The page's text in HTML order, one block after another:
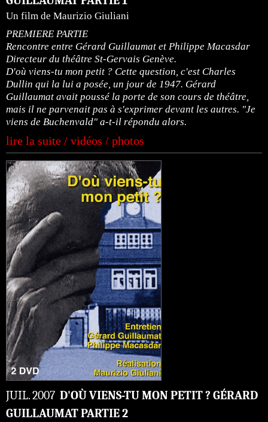
Un film de Maurizio Giuliani
PREMIERE PARTIE
Rencontre entre Gérard Guillaumat et Philippe Macasdar
Directeur du théâtre St-Gervais Genève.
D'où viens-tu mon petit ? Cette question, c'est Charles
Dullin qui la lui a posée, un jour de 1947. Gérard
Guillaumat avait poussé la porte de son cours de théâtre,
mais il ne parvenait pas à s'exprimer devant les autres. "Je
viens de Buchenvald" a-t-il répondu alors.
lire la suite / vidéos / photos
JUIL. 2007 D'OÙ VIENS-TU MON PETIT ? GÉRARD
GUILLAUMAT PARTIE 2